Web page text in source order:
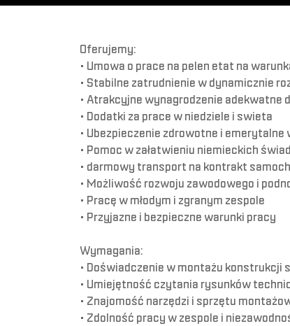
Oferujemy:
• Umowa o prace na pelen etat na
• Stabilne zatrudnienie w dynamicznie
• Atrakcyjne wynagrodzenie adekwatne
• Dodatki za prace w niedziele i swieta
• Ubezpieczenie zdrowotne i
• Pomoc w załatwieniu niemieckich
• darmowy transport na kontrakt
• Możliwość rozwoju zawodowego i
• Pracę w młodym i zgranym zespole
• Przyjazne i bezpieczne warunki pracy
Wymagania:
• Doświadczenie w montażu
• Umiejętność czytania rysunków
• Znajomość narzędzi i sprzętu
• Zdolność pracy w zespole i